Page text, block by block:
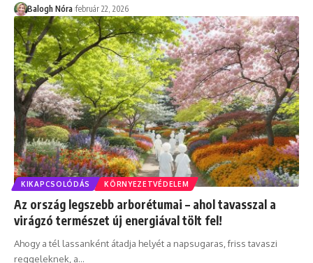
Balogh Nóra február 22, 2026
KIKAPCSOLÓDÁS KÖRNYEZETVÉDELEM
Az ország legszebb arborétumai – ahol tavasszal a
virágzó természet új energiával tölt fel!
Ahogy a tél lassanként átadja helyét a napsugaras, friss tavaszi
reggeleknek, a…